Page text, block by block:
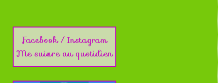
Facebook / Instagram
Me suivre au quotidien